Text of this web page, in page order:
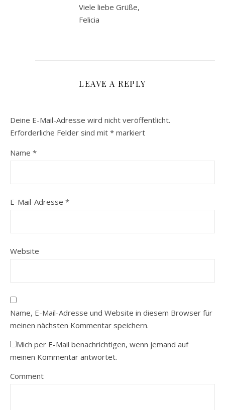
Viele liebe Grüße,
Felicia
LEAVE A REPLY
Deine E-Mail-Adresse wird nicht veröffentlicht.
Erforderliche Felder sind mit * markiert
Name *
E-Mail-Adresse *
Website
Name, E-Mail-Adresse und Website in diesem Browser für
meinen nächsten Kommentar speichern.
Mich per E-Mail benachrichtigen, wenn jemand auf
meinen Kommentar antwortet.
Comment